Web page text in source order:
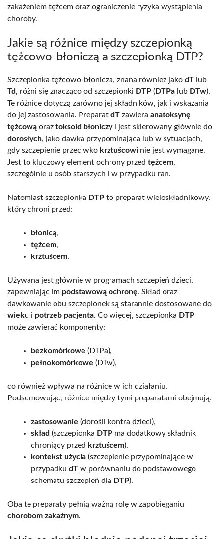
zakażeniem tężcem oraz ograniczenie ryzyka wystąpienia
choroby.
Jakie są różnice między szczepionką
tężcowo-błoniczą a szczepionką DTP?
Szczepionka tężcowo-błonicza, znana również jako dT lub
Td, różni się znacząco od szczepionki DTP (DTPa lub DTw).
Te różnice dotyczą zarówno jej składników, jak i wskazania
do jej zastosowania. Preparat dT zawiera anatoksynę
tężcową oraz toksoid błoniczyi jest skierowany głównie do
dorosłych, jako dawka przypominająca lub w sytuacjach,
gdy szczepienie przeciwko krztuścowi nie jest wymagane.
Jest to kluczowy element ochrony przed tężcem,
szczególnie u osób starszych i w przypadku ran.
Natomiast szczepionka DTP to preparat wieloskładnikowy,
który chroni przed:
błonicą,
tężcem,
krztuścem.
Używana jest głównie w programach szczepień dzieci,
zapewniając im podstawową ochronę. Skład oraz
dawkowanie obu szczepionek są starannie dostosowane do
wieku i potrzeb pacjenta. Co więcej, szczepionka DTP
może zawierać komponenty:
bezkomórkowe (DTPa),
pełnokomórkowe (DTw),
co również wpływa na różnice w ich działaniu.
Podsumowując, różnice między tymi preparatami obejmują:
zastosowanie (dorośli kontra dzieci),
skład (szczepionka DTP ma dodatkowy składnik
chroniący przed krztuścem),
kontekst użycia (szczepienie przypominające w
przypadku dT w porównaniu do podstawowego
schematu szczepień dla DTP).
Oba te preparaty pełnią ważną rolę w zapobieganiu
chorobom zakaźnym.